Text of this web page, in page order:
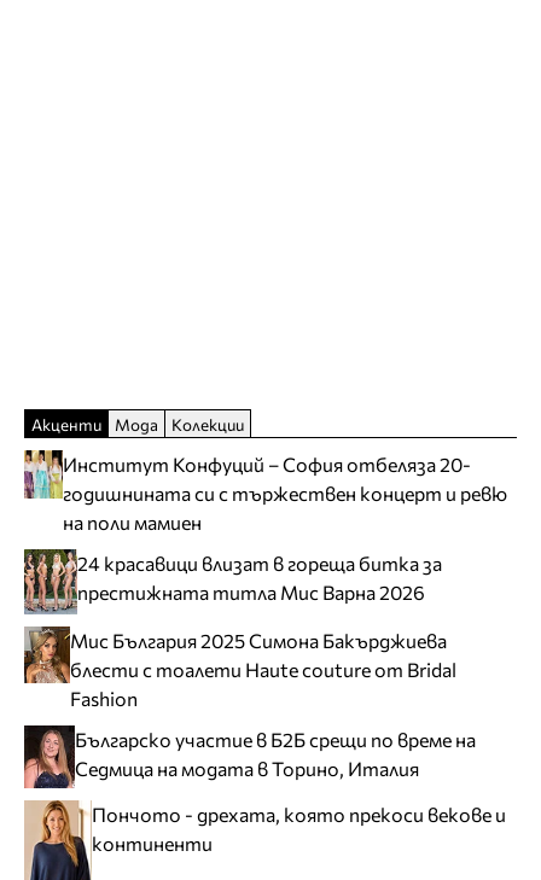
Акценти Мода Колекции
Институт Конфуций – София отбеляза 20-
годишнината си с тържествен концерт и ревю
на поли мамиен
24 красавици влизат в гореща битка за
престижната титла Мис Варна 2026
Мис България 2025 Симона Бакърджиева
блести с тоалети Haute couture от Bridal
Fashion
Българско участие в Б2Б срещи по време на
Седмица на модата в Торино, Италия
Пончото - дрехата, която прекоси векове и
континенти